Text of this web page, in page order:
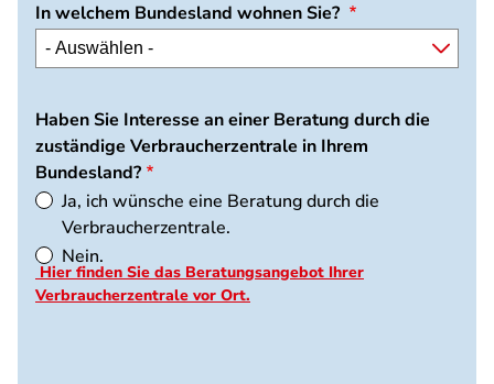
In welchem Bundesland wohnen Sie?
Haben Sie Interesse an einer Beratung durch die
zuständige Verbraucherzentrale in Ihrem
Bundesland?
Ja, ich wünsche eine Beratung durch die
Verbraucherzentrale.
Nein.
Hier finden Sie das Beratungsangebot Ihrer
Verbraucherzentrale vor Ort.